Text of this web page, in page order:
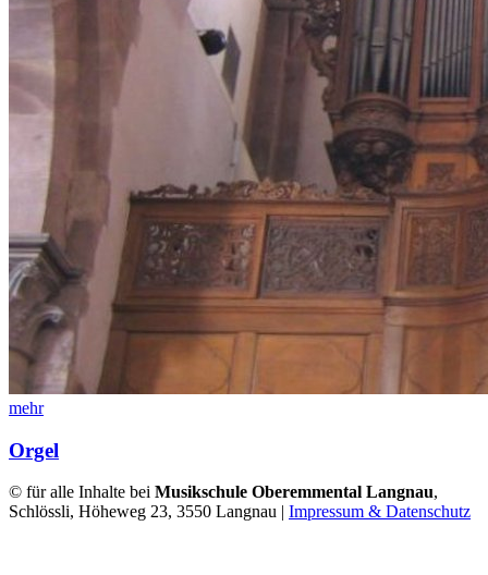
mehr
Orgel
© für alle Inhalte bei Musikschule Oberemmental Langnau,
Schlössli, Höheweg 23, 3550 Langnau | Impressum & Datenschutz